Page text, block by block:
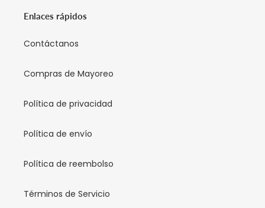
Enlaces rápidos
Contáctanos
Compras de Mayoreo
Política de privacidad
Política de envío
Política de reembolso
Términos de Servicio